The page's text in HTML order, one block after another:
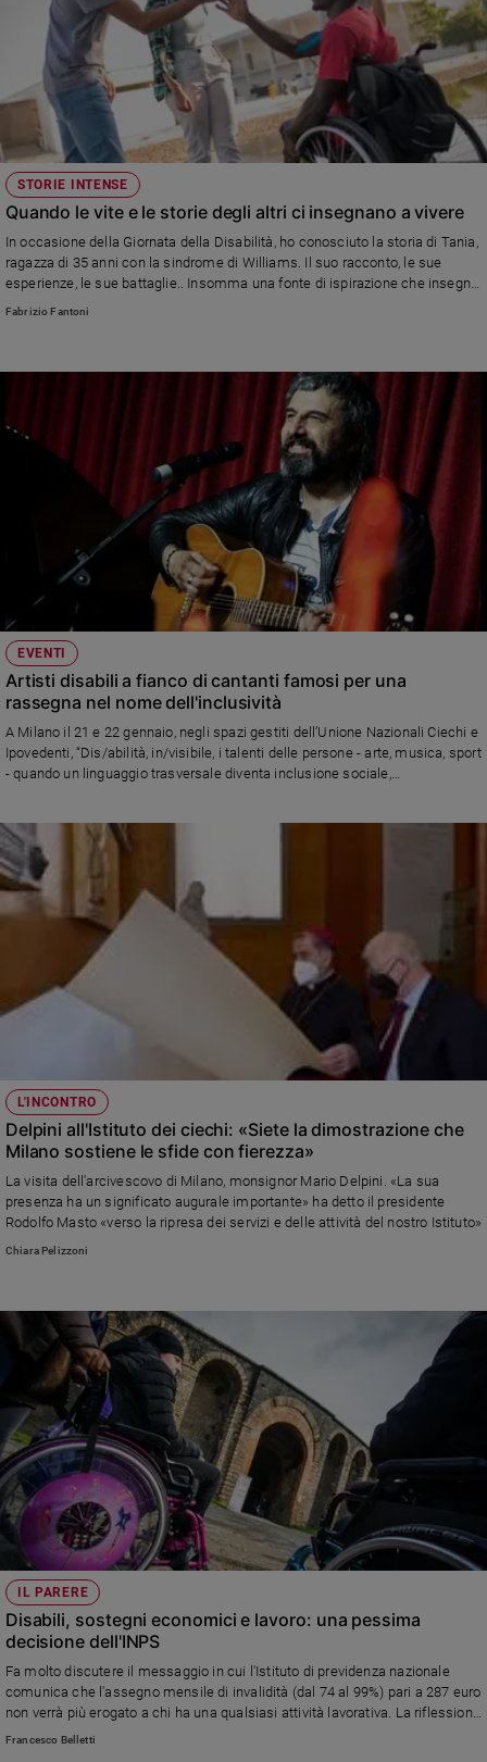
STORIE INTENSE
Quando le vite e le storie degli altri ci insegnano a vivere
In occasione della Giornata della Disabilità, ho conosciuto la storia di Tania,
ragazza di 35 anni con la sindrome di Williams. Il suo racconto, le sue
esperienze, le sue battaglie.. Insomma una fonte di ispirazione che insegna
a vivere
Fabrizio Fantoni
EVENTI
Artisti disabili a fianco di cantanti famosi per una
rassegna nel nome dell'inclusività
A Milano il 21 e 22 gennaio, negli spazi gestiti dell’Unione Nazionali Ciechi e
Ipovedenti, “Dis/abilità, in/visibile, i talenti delle persone - arte, musica, sport
- quando un linguaggio trasversale diventa inclusione sociale,
L'INCONTRO
Delpini all'Istituto dei ciechi: «Siete la dimostrazione che
Milano sostiene le sfide con fierezza»
La visita dell'arcivescovo di Milano, monsignor Mario Delpini. «La sua
presenza ha un significato augurale importante» ha detto il presidente
Rodolfo Masto «verso la ripresa dei servizi e delle attività del nostro Istituto»
Chiara Pelizzoni
IL PARERE
Disabili, sostegni economici e lavoro: una pessima
decisione dell'INPS
Fa molto discutere il messaggio in cui l'Istituto di previdenza nazionale
comunica che l'assegno mensile di invalidità (dal 74 al 99%) pari a 287 euro
non verrà più erogato a chi ha una qualsiasi attività lavorativa. La riflessione
del direttore del Cisf (Centro internazionale studi famiglia)
Francesco Belletti